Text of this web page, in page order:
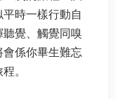
時一樣行動自
覺、觸覺同嗅
係你畢生難忘
。